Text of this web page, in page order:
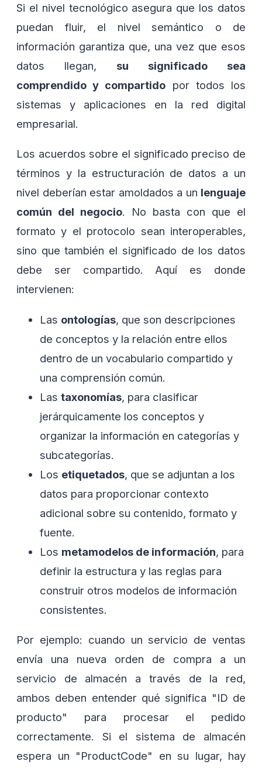
Si el nivel tecnológico asegura que los datos
puedan fluir, el nivel semántico o de
información garantiza que, una vez que esos
datos llegan, su significado sea
comprendido y compartido por todos los
sistemas y aplicaciones en la red digital
empresarial.
Los acuerdos sobre el significado preciso de
términos y la estructuración de datos a un
nivel deberían estar amoldados a un lenguaje
común del negocio. No basta con que el
formato y el protocolo sean interoperables,
sino que también el significado de los datos
debe ser compartido. Aquí es donde
intervienen:
Las ontologías, que son descripciones
de conceptos y la relación entre ellos
dentro de un vocabulario compartido y
una comprensión común.
Las taxonomías, para clasificar
jerárquicamente los conceptos y
organizar la información en categorías y
subcategorías.
Los etiquetados, que se adjuntan a los
datos para proporcionar contexto
adicional sobre su contenido, formato y
fuente.
Los metamodelos de información, para
definir la estructura y las reglas para
construir otros modelos de información
consistentes.
Por ejemplo: cuando un servicio de ventas
envía una nueva orden de compra a un
servicio de almacén a través de la red,
ambos deben entender qué significa "ID de
producto" para procesar el pedido
correctamente. Si el sistema de almacén
espera un "ProductCode" en su lugar, hay